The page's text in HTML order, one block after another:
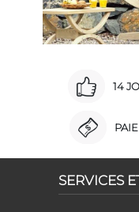
14
SERVICES